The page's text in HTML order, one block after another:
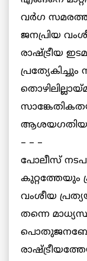
വര്‍ഗ
ജനപ്രിയ
രാഷ്ട്രീയ
പ്രത്യേകിച്ചും
– – –
പോലീസ്
കുറ്റത്തേയും
വംശീയ
തന്നെ